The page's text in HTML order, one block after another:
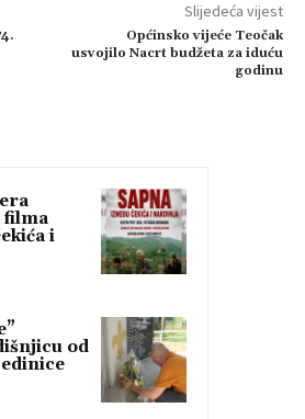
Slijedeća vijest
Općinsko vijeće Teočak
usvojilo Nacrt budžeta za iduću
godinu
filma
i
od